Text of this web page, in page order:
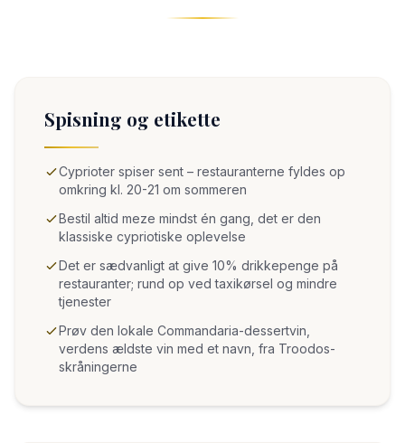
Spisning og etikette
Cyprioter spiser sent – restauranterne fyldes op
omkring kl. 20-21 om sommeren
Bestil altid meze mindst én gang, det er den
klassiske cypriotiske oplevelse
Det er sædvanligt at give 10% drikkepenge på
restauranter; rund op ved taxikørsel og mindre
tjenester
Prøv den lokale Commandaria-dessertvin,
verdens ældste vin med et navn, fra Troodos-
skråningerne